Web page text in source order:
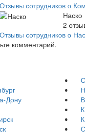
Отзывы сотрудников о
Наско
2
Отзывы сотрудников о
комментарий.
Дону